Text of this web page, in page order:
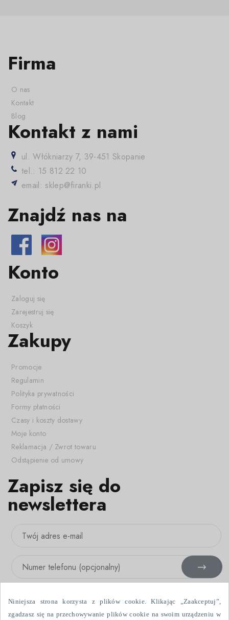
Firma
O nas
Kontakt
Blog
Kontakt z nami
ul. Włókniarzy 7, 39-451 Skopanie
tel.: 15 812 22 10
email: sklep@firanki.pl
Znajdź nas na
Konto
Zaloguj się
Zarejestruj się
Koszyk
Zakupy
Promocje
Regulamin
Polityka prywatności
Formy płatności
Czasy i koszty dostawy
Moje konto
Reklamacja / Zwrot towaru
Odstąpienie od umowy
Zapisz się do
newslettera
Niniejsza strona korzysta z plików cookie. Klikając „Zaakceptuj”,
zgadzasz się na przechowywanie plików cookie na swoim urządzeniu w